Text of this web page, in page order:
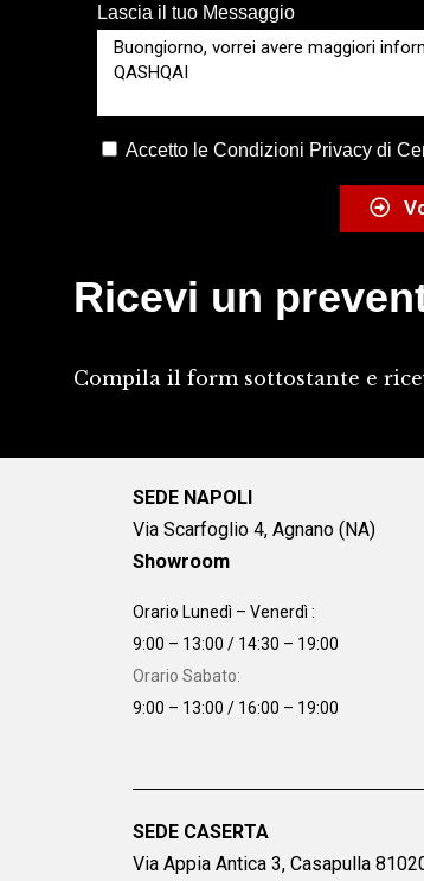
Lascia il tuo Messaggio
Accetto le Condizioni Privacy di
Ricevi un
Compila il form sottostante e
SEDE NAPOLI
Via Scarfoglio 4, Agnano (NA)
Showroom
Orario Lunedì – Venerdì :
9:00 – 13:00 / 14:30 – 19:00
Orario Sabato:
9:00 – 13:00 / 16:00 – 19:00
SEDE CASERTA
Via Appia Antica 3, Casapulla